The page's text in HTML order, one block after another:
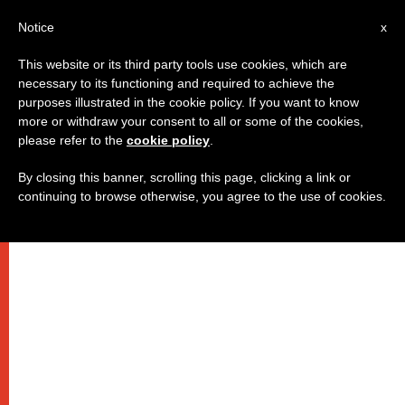
البابا: المال يجب أن يخدم لا أن يحكم
نظرة أولى إلى الإرشاد الرسولي “فرح
x
Notice
This website or its third party tools use cookies, which are
necessary to its functioning and required to achieve the
purposes illustrated in the cookie policy. If you want to know
more or withdraw your consent to all or some of the cookies,
please refer to the cookie policy
By closing this banner, scrolling this page, clicking a link or
continuing to browse otherwise, you agree to the use of cookies.